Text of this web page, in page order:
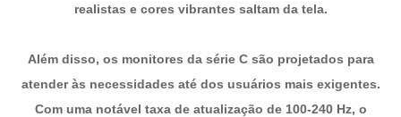
realistas e cores vibrantes saltam da tela.
Além disso, os monitores da série C são projetados para
atender às necessidades até dos usuários mais exigentes.
Com uma notável taxa de atualização de 100-240 Hz, o